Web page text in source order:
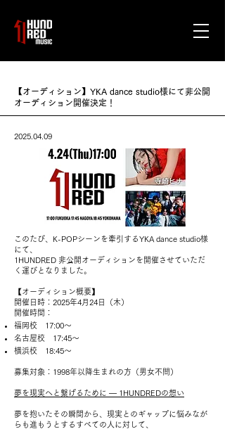
【オーディション】YKA dance studio様にて非公開
オーディション開催決定！
2025.04.09
​ このたび、K-POPシーンを牽引するYKA dance studio様
にて、
1HUNDRED 非公開オーディションを開催させていただ
く運びとなりました。
【オーディション概要】
開催日時：2025年4月24日（木）
開催時間：
福岡校 17:00〜
名古屋校 17:45〜
横浜校 18:45〜
募集対象：1998年以降生まれの方（男女不問）
夢を現実へと繋げるために ― 1HUNDREDの想い
夢を抱いたその瞬間から、現実とのギャップに悩みなが
らも進もうとするすべての人に対して、